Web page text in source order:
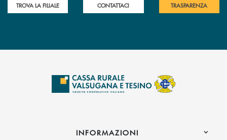
TROVA LA FILIALE CONTATTACI TRASPARENZA
INFORMAZIONI